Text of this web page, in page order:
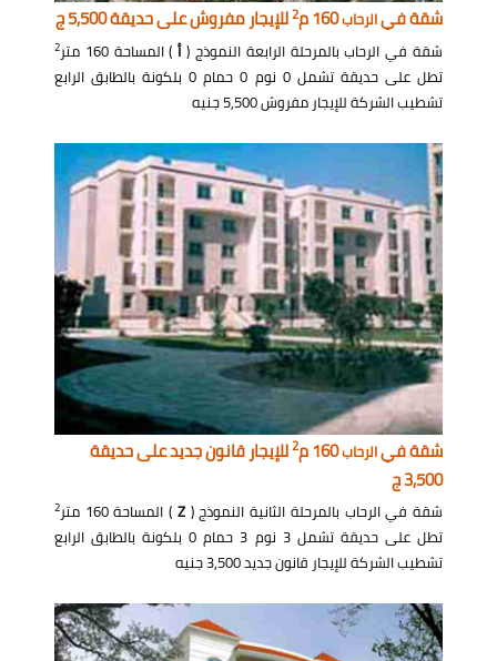
شقة فيالرحاب160 م 2للإيجار مفروش على حديقة 5,500 ج
شقة في الرحاب بالمرحلة الرابعة النموذج (أ) المساحة 160 متر 2
تطل على حديقة تشمل 0 نوم 0 حمام 0 بلكونة بالطابق الرابع
تشطيب الشركة للإيجار مفروش 5,500 جنيه
شقة فيالرحاب160 م 2للإيجار قانون جديد على حديقة
3,500 ج
شقة في الرحاب بالمرحلة الثانية النموذج (Z ) المساحة 160 متر 2
تطل على حديقة تشمل 3 نوم 3 حمام 0 بلكونة بالطابق الرابع
تشطيب الشركة للإيجار قانون جديد 3,500 جنيه